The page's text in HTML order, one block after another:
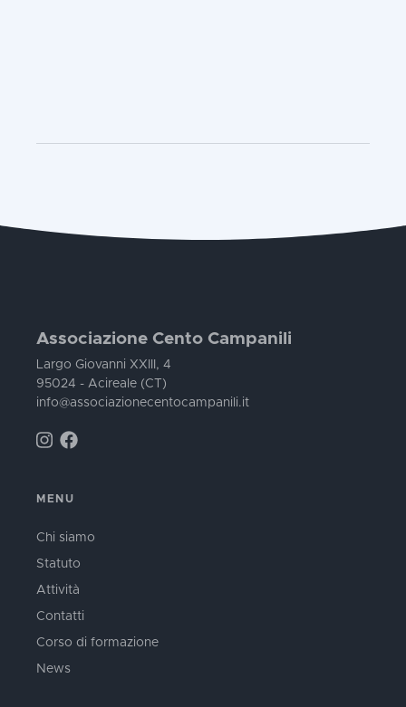
Associazione Cento Campanili
Largo Giovanni XXIII, 4
95024 - Acireale (CT)
info@associazionecentocampanili.it
MENU
Chi siamo
Statuto
Attività
Contatti
Corso di formazione
News